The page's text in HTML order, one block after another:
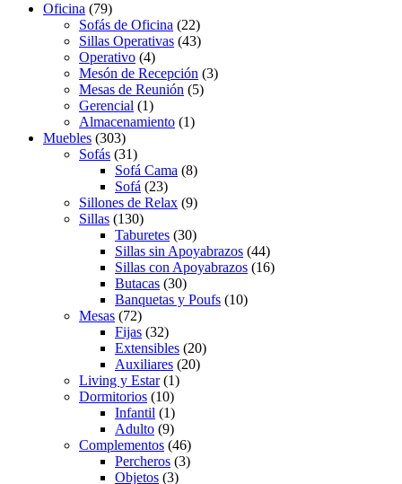
Oficina (79)
Sofás de Oficina (22)
Sillas Operativas (43)
Operativo (4)
Mesón de Recepción (3)
Mesas de Reunión (5)
Gerencial (1)
Almacenamiento (1)
Muebles (303)
Sofás (31)
Sofá Cama (8)
Sofá (23)
Sillones de Relax (9)
Sillas (130)
Taburetes (30)
Sillas sin Apoyabrazos (44)
Sillas con Apoyabrazos (16)
Butacas (30)
Banquetas y Poufs (10)
Mesas (72)
Fijas (32)
Extensibles (20)
Auxiliares (20)
Living y Estar(1)
Dormitorios (10)
Infantil (1)
Adulto (9)
Complementos (46)
Percheros (3)
Objetos (3)